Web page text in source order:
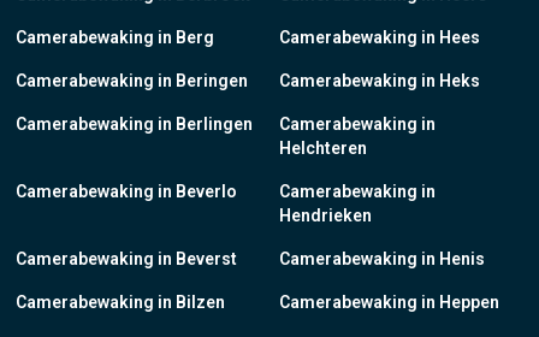
Camerabewaking in Berg
Camerabewaking in Beringen
Camerabewaking in Berlingen
Camerabewaking in Beverlo
Camerabewaking in Beverst
Camerabewaking in Bilzen
Camerabewaking in Hees
Camerabewaking in Heks
Camerabewaking in
Helchteren
Camerabewaking in
Hendrieken
Camerabewaking in Henis
Camerabewaking in Heppen